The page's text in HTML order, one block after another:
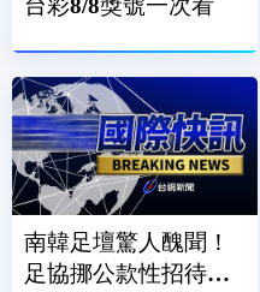
台彩8/8獎號一次看
南韓足壇驚人醜聞！
足協挪公款性招待外